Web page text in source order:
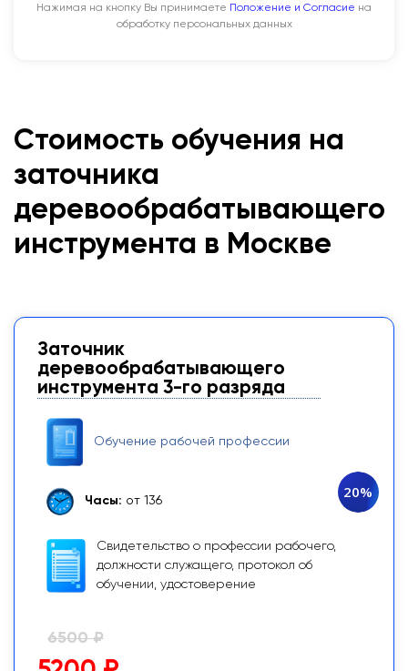
Нажимая на кнопку Вы принимаете Положение и Согласие на
обработку персональных данных
Стоимость обучения на
заточника
деревообрабатывающего
инструмента в Москве
Заточник
деревообрабатывающего
инструмента 3-го разряда
Обучение рабочей профессии
Часы: от 136
Свидетельство о профессии рабочего,
должности служащего, протокол об
обучении, удостоверение
20%
6500 ₽